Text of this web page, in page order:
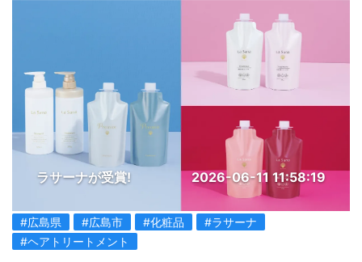
ラサーナが受賞! 2026-06-11 11:58:19
#広島県 #広島市 #化粧品
#ラサーナ
#ヘアトリートメント